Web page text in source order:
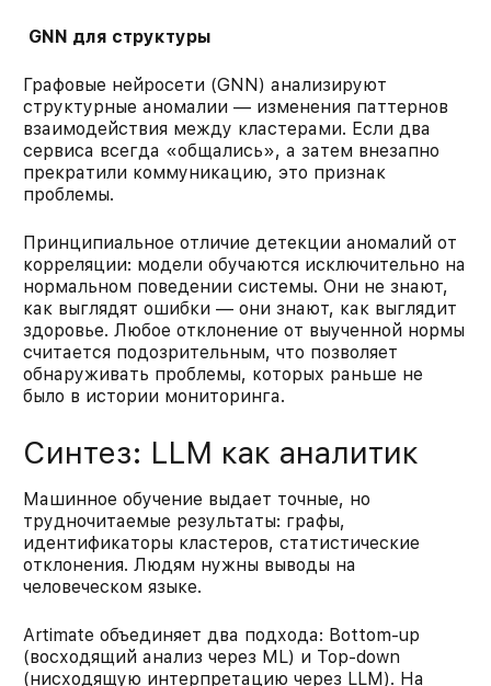
GNN для структуры
Графовые нейросети (GNN) анализируют
структурные аномалии — изменения паттернов
взаимодействия между кластерами. Если два
сервиса всегда «общались», а затем внезапно
прекратили коммуникацию, это признак
проблемы.
Принципиальное отличие детекции аномалий от
корреляции: модели обучаются исключительно на
нормальном поведении системы. Они не знают,
как выглядят ошибки — они знают, как выглядит
здоровье. Любое отклонение от выученной нормы
считается подозрительным, что позволяет
обнаруживать проблемы, которых раньше не
было в истории мониторинга.​​
Синтез: LLM как аналитик
Машинное обучение выдает точные, но
трудночитаемые результаты: графы,
идентификаторы кластеров, статистические
отклонения. Людям нужны выводы на
человеческом языке.
Artimate объединяет два подхода: Bottom-up
(восходящий анализ через ML) и Top-down
(нисходящую интерпретацию через LLM). На